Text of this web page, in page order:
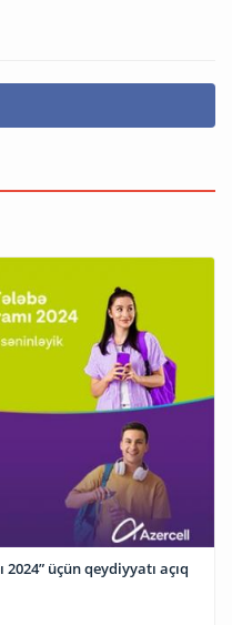
üçün qeydiyyatı açıq